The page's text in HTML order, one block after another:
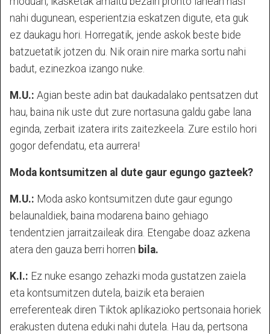
nahi dugunean, esperientzia eskatzen digute, eta guk
ez daukagu hori. Horregatik, jende askok beste bide
batzuetatik jotzen du. Nik orain nire marka sortu nahi
badut, ezinezkoa izango nuke.
M.U.: Agian beste adin bat daukadalako pentsatzen dut
hau, baina nik uste dut zure nortasuna galdu gabe lana
eginda, zerbait izatera irits zaitezkeela. Zure estilo hori
gogor defendatu, eta aurrera!
Moda kontsumitzen al dute gaur egungo gazteek?
M.U.: Moda asko kontsumitzen dute gaur egungo
belaunaldiek, baina modarena baino gehiago
tendentzien jarraitzaileak dira. Etengabe doaz azkena
atera den gauza berri horren bila.
K.I.: Ez nuke esango zehazki moda gustatzen zaiela
eta kontsumitzen dutela, baizik eta beraien
erreferenteak diren Tiktok aplikazioko pertsonaia horiek
erakusten dutena eduki nahi dutela. Hau da, pertsona